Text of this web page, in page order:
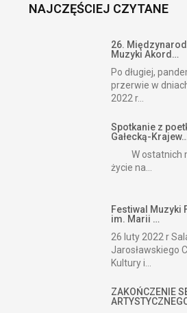
NAJCZĘŚCIEJ CZYTANE
26.
Muzyki Akord…
Po długiej,
przerwie w
2022 r...
Spotkanie z
Gałecką-Krajew…
W ostatnich
życie na...
Festiwal Muzyki
im. Marii …
26 luty 2022 r
Jarosławskiego
Kultury i...
ZAKOŃCZENIE